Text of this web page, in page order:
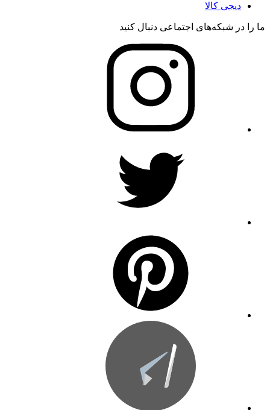
دیجی کالا
ما را در شبکه‌های اجتماعی دنبال کنید